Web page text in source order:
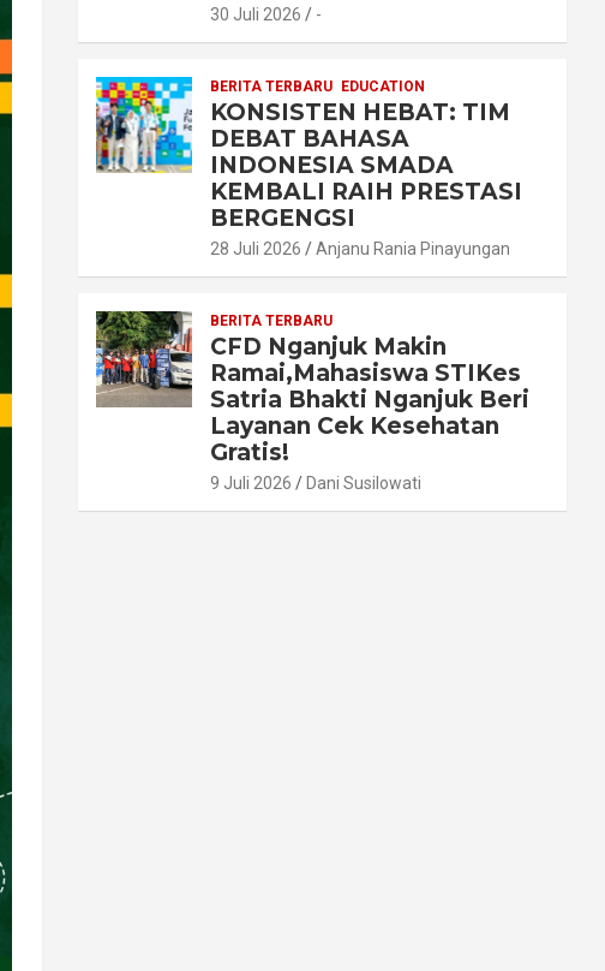
30 Juli 2026 -
BERITA TERBARU EDUCATION
KONSISTEN HEBAT: TIM
DEBAT BAHASA
INDONESIA SMADA
KEMBALI RAIH PRESTASI
BERGENGSI
28 Juli 2026 Anjanu Rania Pinayungan
BERITA TERBARU
CFD Nganjuk Makin
Ramai,Mahasiswa STIKes
Satria Bhakti Nganjuk Beri
Layanan Cek Kesehatan
Gratis!
9 Juli 2026 Dani Susilowati